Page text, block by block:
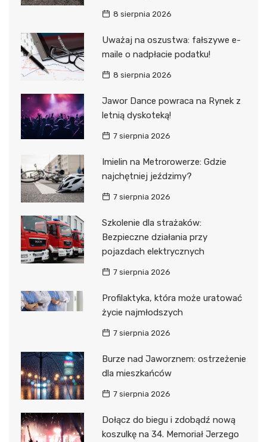
8 sierpnia 2026
Uważaj na oszustwa: fałszywe e-
maile o nadpłacie podatku!
8 sierpnia 2026
Jawor Dance powraca na Rynek z
letnią dyskoteką!
7 sierpnia 2026
Imielin na Metrorowerze: Gdzie
najchętniej jeździmy?
7 sierpnia 2026
Szkolenie dla strażaków:
Bezpieczne działania przy
pojazdach elektrycznych
7 sierpnia 2026
Profilaktyka, która może uratować
życie najmłodszych
7 sierpnia 2026
Burze nad Jaworznem: ostrzeżenie
dla mieszkańców
7 sierpnia 2026
Dołącz do biegu i zdobądź nową
koszulkę na 34. Memoriał Jerzego